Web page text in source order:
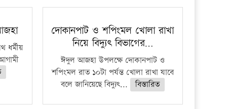
দোকানপাট ও শপিংমল খোলা রাখা
নিয়ে বিদ্যুৎ বিভাগের…
ঈদুল আজহা উপলক্ষে দোকানপাট ও
শপিংমল রাত ১০টা পর্যন্ত খোলা রাখা যাবে
বলে জানিয়েছে বিদ্যুৎ...
বিস্তারিত